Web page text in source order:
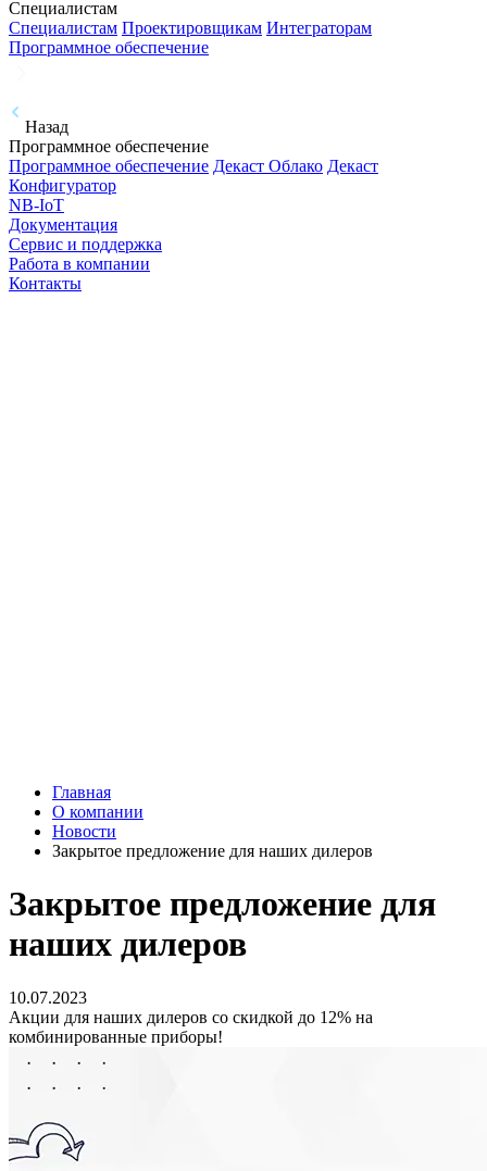
Специалистам
Специалистам Проектировщикам Интеграторам
Программное обеспечение
Назад
Программное обеспечение
Программное обеспечение Декаст Облако Декаст
Конфигуратор
NB-IoT
Документация
Сервис и поддержка
Работа в компании
Контакты
Главная
О компании
Новости
Закрытое предложение для наших дилеров
Закрытое предложение для
наших дилеров
10.07.2023
Акции для наших дилеров со скидкой до 12% на
комбинированные приборы!